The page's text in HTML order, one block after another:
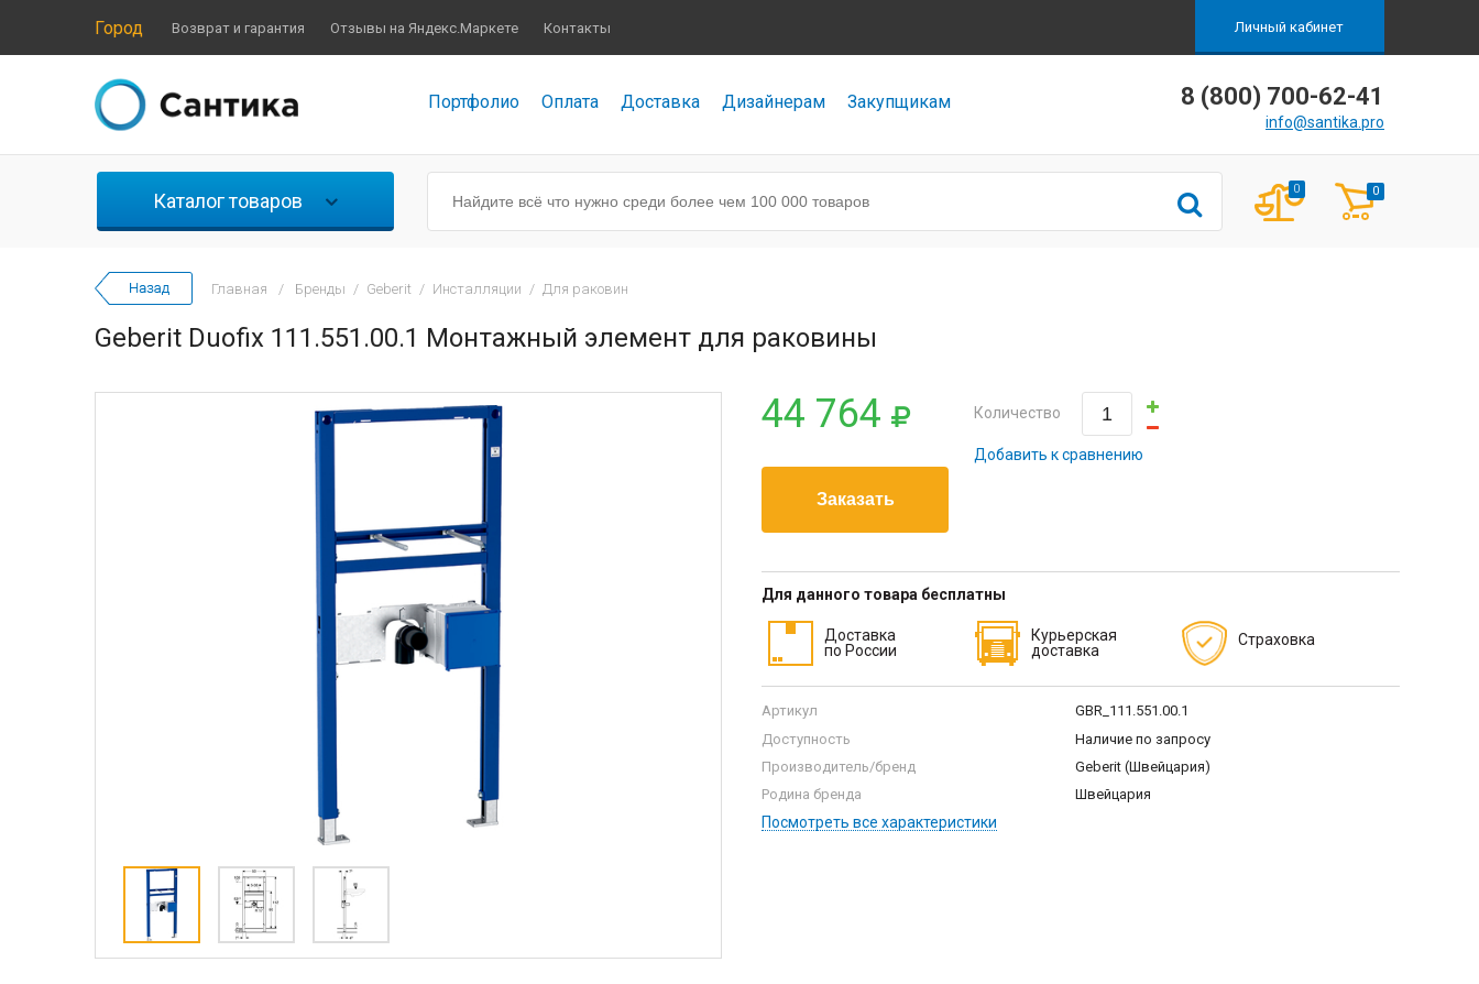
Город Возврат и гарантия Отзывы на Яндекс.Маркете Контакты Личный кабинет
Портфолио Оплата Доставка Дизайнерам Закупщикам 8 (800) 700-62-41
info@santika.pro
Каталог товаров
0 0
Главная / Бренды / Geberit / Инсталляции / Для раковин
Geberit Duofix 111.551.00.1 Монтажный элемент для раковины
44 764 Количество
Добавить к сравнению
Для данного товара бесплатны
Доставка
по России
Курьерская
доставка
Страховка
Артикул
GBR_111.551.00.1
Доступность
Наличие по запросу
Производитель/бренд
Geberit (Швейцария)
Родина бренда
Швейцария
Посмотреть все характеристики